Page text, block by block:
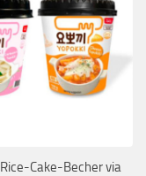
Cake-Becher via